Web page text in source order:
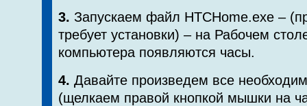
3. Запускаем файл HTCHome.exe –
требует установки) – на Рабочем
компьютера появляются часы.
4. Давайте произведем все
(щелкаем правой кнопкой мышки на